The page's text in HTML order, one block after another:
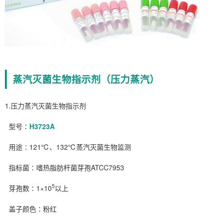
蒸汽灭菌生物指示剂（压力蒸汽）
1.压力蒸汽灭菌生物指示剂
型号∶ H3723A
用途∶121℃、132℃蒸汽灭菌生物监测
指标菌∶嗜热脂肪杆菌芽孢ATCC7953
芽孢数∶1×105以上
盖子颜色∶粉红